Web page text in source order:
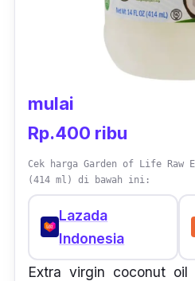
mulai
Rp.400 ribu
Cek harga Garden of Life
(414 ml) di bawah ini:
Lazada
Indonesia
Extra virgin coconut oil